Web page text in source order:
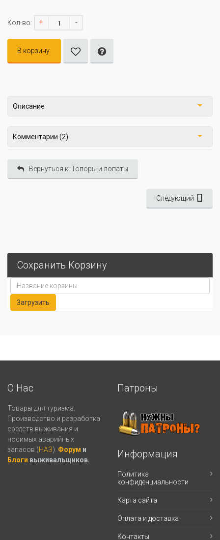
Кол-во: + -
В корзину
Описание
Комментарии (2)
Вернуться к: Топоры и лопаты
Следующий
Сохранить Корзину
О Нас
Товары для туризма.
Производство и разработка
средств выживания и
носимых аварийных
запасов (НАЗ). Форум и
Блоги выживальщиков.
Патроны
Информация
Политика
конфиденциальности
Карта сайта
Оплата и доставка
Контакты